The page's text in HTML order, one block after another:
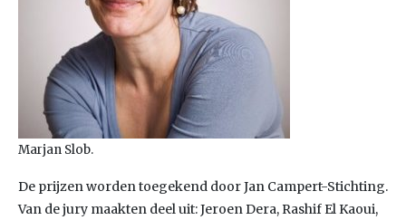
Marjan Slob.
De prijzen worden toegekend door Jan Campert-Stichting.
Van de jury maakten deel uit: Jeroen Dera, Rashif El Kaoui,